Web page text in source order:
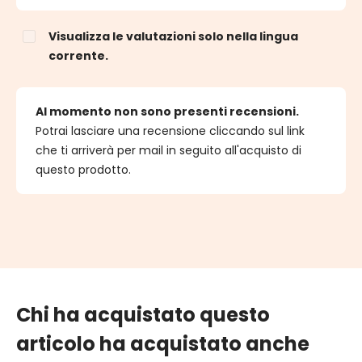
Visualizza le valutazioni solo nella lingua
corrente.
Al momento non sono presenti recensioni.
Potrai lasciare una recensione cliccando sul link
che ti arriverà per mail in seguito all'acquisto di
questo prodotto.
Chi ha acquistato questo
articolo ha acquistato anche